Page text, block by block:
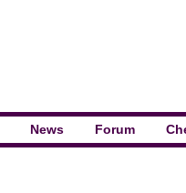
News Forum